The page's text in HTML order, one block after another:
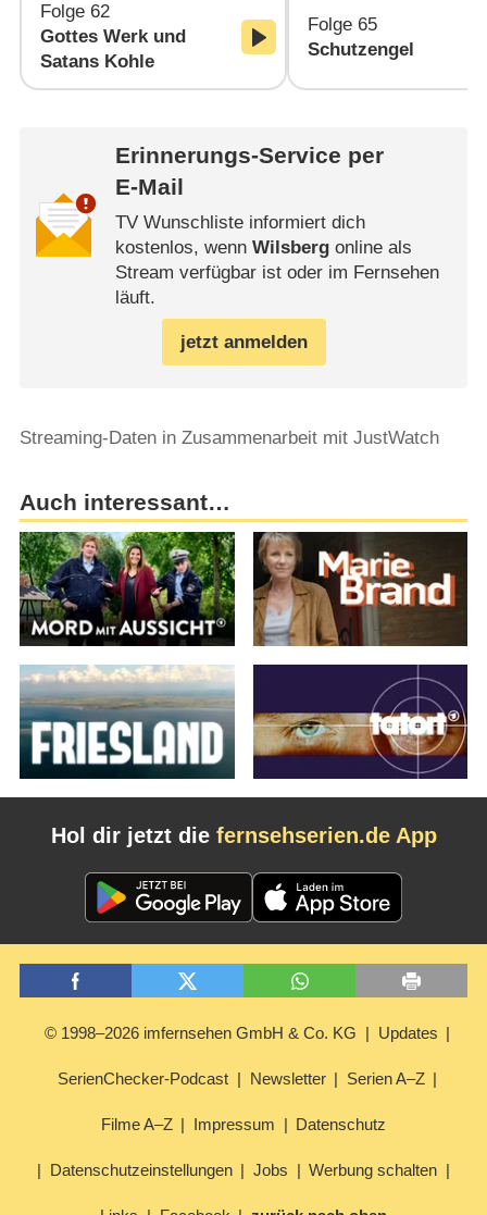
Folge 62
Gottes Werk und
Satans Kohle
Folge 65
Schutzengel
Erinnerungs-Service per
E-Mail
TV Wunschliste informiert dich
kostenlos, wenn Wilsbergonline als
Stream verfügbar ist oder im Fernsehen
läuft.
jetzt anmelden
Streaming-Daten in Zusammenarbeit mit JustWatch
Auch interessant…
Hol dir jetzt die fernsehserien.de App
© 1998–2026 imfernsehen GmbH & Co. KG Updates
SerienChecker-Podcast Newsletter Serien A–Z
Filme A–Z Impressum Datenschutz
Datenschutzeinstellungen Jobs Werbung schalten